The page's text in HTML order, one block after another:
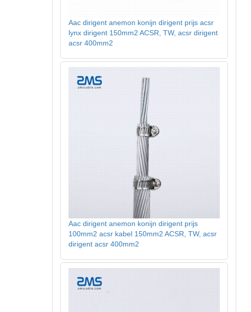
Aac dirigent anemon konijn dirigent prijs acsr
lynx dirigent 150mm2 ACSR, TW, acsr dirigent
acsr 400mm2
Aac dirigent anemon konijn dirigent prijs
100mm2 acsr kabel 150mm2 ACSR, TW, acsr
dirigent acsr 400mm2